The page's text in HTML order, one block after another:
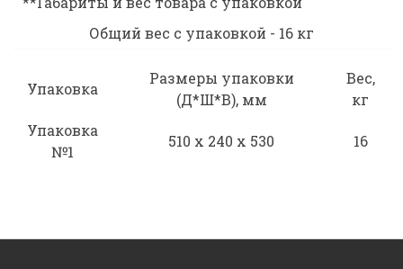
Общий вес с упаковкой - 16 кг
Упаковка
Размеры упаковки
(Д*Ш*В), мм
Вес,
кг
Упаковка
№1
510 x 240 x 530 16